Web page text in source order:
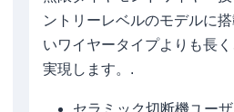
ントリーレベルのモデルに
いワイヤータイプよりも長
実現します。.